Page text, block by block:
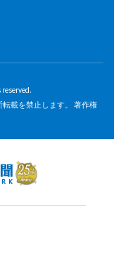
載を禁止します。 著作権